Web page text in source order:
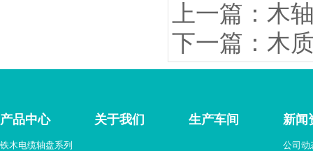
上一篇：木
下一篇：木
产品中心
铁木电缆轴盘系列
关于我们 生产车间 新闻
公司动